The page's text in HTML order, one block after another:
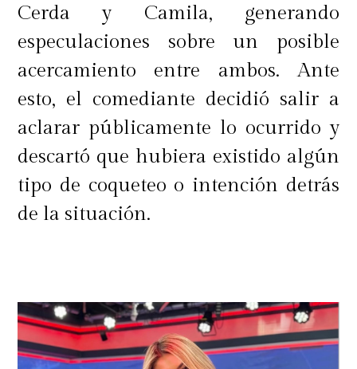
Cerda y Camila, generando
especulaciones sobre un posible
acercamiento entre ambos. Ante
esto, el comediante decidió salir a
aclarar públicamente lo ocurrido y
descartó que hubiera existido algún
tipo de coqueteo o intención detrás
de la situación.